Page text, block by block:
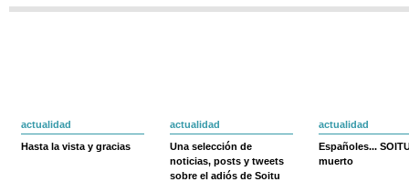
actualidad
Hasta la vista y gracias
actualidad
Una selección de
noticias, posts y tweets
sobre el adiós de Soitu
actualidad
Españoles...
muerto